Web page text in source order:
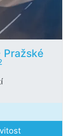
Pražské